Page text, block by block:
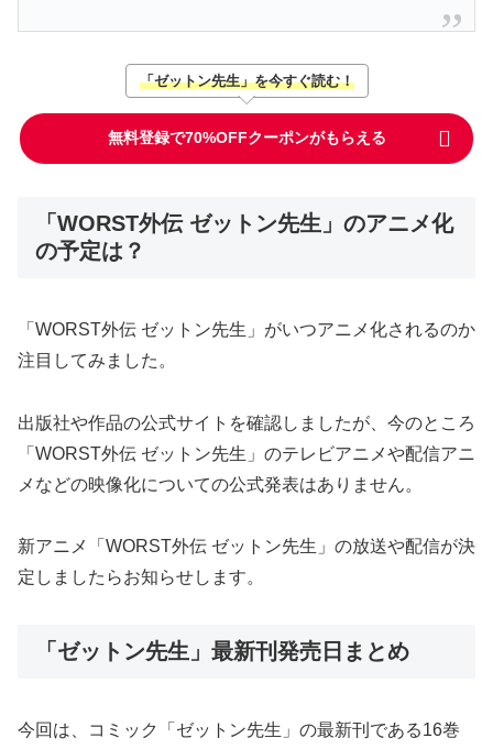
「ゼットン先生」を今すぐ読む！
無料登録で70%OFFクーポンがもらえる
「WORST外伝 ゼットン先生」のアニメ化
の予定は？
「WORST外伝 ゼットン先生」がいつアニメ化されるのか
注目してみました。
出版社や作品の公式サイトを確認しましたが、今のところ
「WORST外伝 ゼットン先生」のテレビアニメや配信アニ
メなどの映像化についての公式発表はありません。
新アニメ「WORST外伝 ゼットン先生」の放送や配信が決
定しましたらお知らせします。
「ゼットン先生」最新刊発売日まとめ
今回は、コミック「ゼットン先生」の最新刊である16巻